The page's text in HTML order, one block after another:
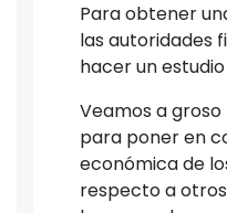
Para obtener
las autoridades
hacer un
Veamos a
para poner en
económica de
respecto a